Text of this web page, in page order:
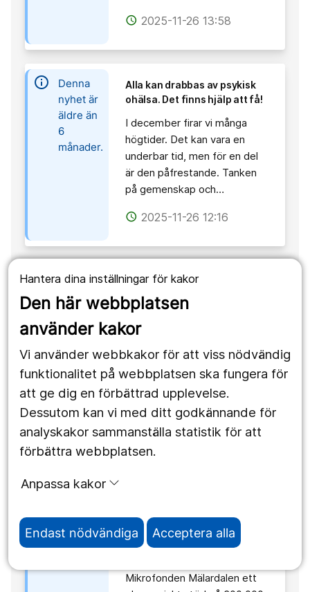
Hantera dina inställningar för kakor
Den här webbplatsen
använder kakor
Vi använder webbkakor för att viss nödvändig
funktionalitet på webbplatsen ska fungera för
att ge dig en förbättrad upplevelse.
Dessutom kan vi med ditt godkännande för
analyskakor sammanställa statistik för att
förbättra webbplatsen.
Anpassa kakor
Endast nödvändiga Acceptera alla
access_time 2025-11-26 13:58
information
Denna
nyhet är
äldre än
6
månader.
Alla kan drabbas av psykisk
ohälsa. Det finns hjälp att få!
I december firar vi många
högtider. Det kan vara en
underbar tid, men för en del
är den påfrestande. Tanken
på gemenskap och…
access_time 2025-11-26 12:16
information
Denna
nyhet är
äldre än
6
Projekt om fossilfria
energislag fortsätter
underlätta och snabba på
övergången till fossilfria
energislag genom att stödja
två olika projekt.…
access_time2025-11-26 08:43
information
Denna
nyhet är
månader.
främja lokal utveckling
Region Örebro läns
Mikrofonden Mälardalen ett